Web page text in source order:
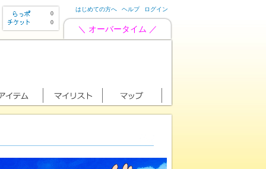
0
0
はじめての方へ ヘルプ ログイン
＼ オーバータイム ／